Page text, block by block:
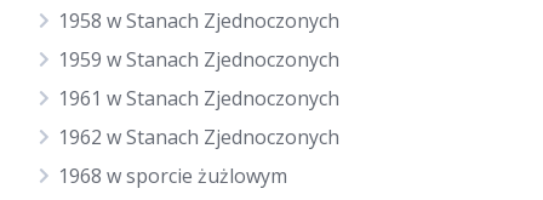
1958 w Stanach Zjednoczonych
1959 w Stanach Zjednoczonych
1961 w Stanach Zjednoczonych
1962 w Stanach Zjednoczonych
1968 w sporcie żużlowym